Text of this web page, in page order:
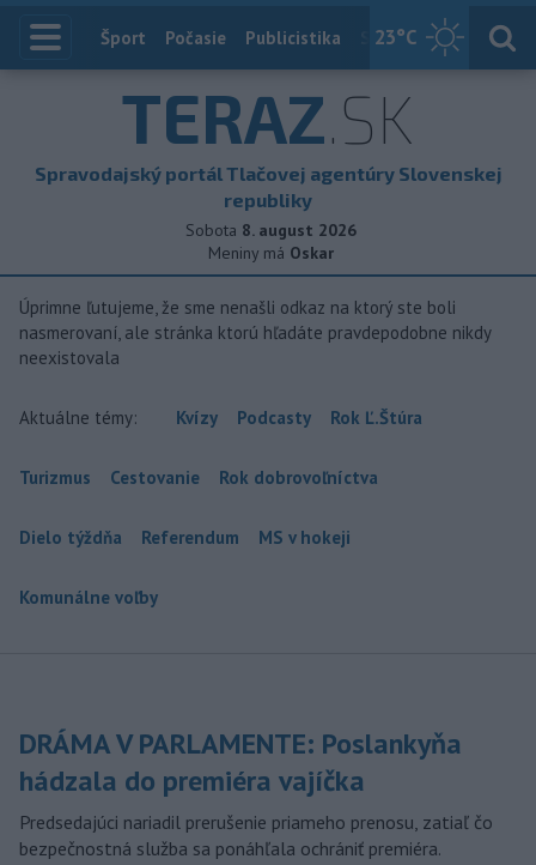
23°C
Index
Šport Počasie Publicistika Slovensko
TERAZ.SK
Spravodajský portál Tlačovej agentúry Slovenskej
republiky
Sobota 8. august 2026
Meniny má Oskar
Úprimne ľutujeme, že sme nenašli odkaz na ktorý ste boli
nasmerovaní, ale stránka ktorú hľadáte pravdepodobne nikdy
neexistovala
Aktuálne témy: Kvízy Podcasty Rok Ľ.Štúra
Turizmus Cestovanie Rok dobrovoľníctva
Dielo týždňa Referendum MS v hokeji
Komunálne voľby
DRÁMA V PARLAMENTE: Poslankyňa
hádzala do premiéra vajíčka
Predsedajúci nariadil prerušenie priameho prenosu, zatiaľ čo
bezpečnostná služba sa ponáhľala ochrániť premiéra.